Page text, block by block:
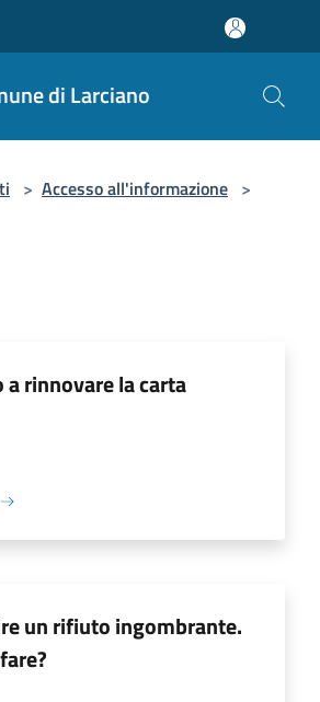
di Larciano
> Accesso all'informazione >
a rinnovare la carta
un rifiuto ingombrante.